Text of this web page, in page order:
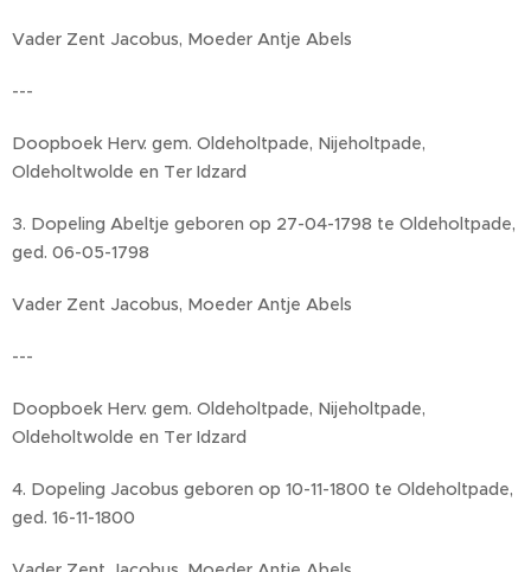
Vader Zent Jacobus, Moeder Antje Abels
---
Doopboek Herv. gem. Oldeholtpade, Nijeholtpade,
Oldeholtwolde en Ter Idzard
3. Dopeling Abeltje geboren op 27-04-1798 te Oldeholtpade,
ged. 06-05-1798
Vader Zent Jacobus, Moeder Antje Abels
---
Doopboek Herv. gem. Oldeholtpade, Nijeholtpade,
Oldeholtwolde en Ter Idzard
4. Dopeling Jacobus geboren op 10-11-1800 te Oldeholtpade,
ged. 16-11-1800